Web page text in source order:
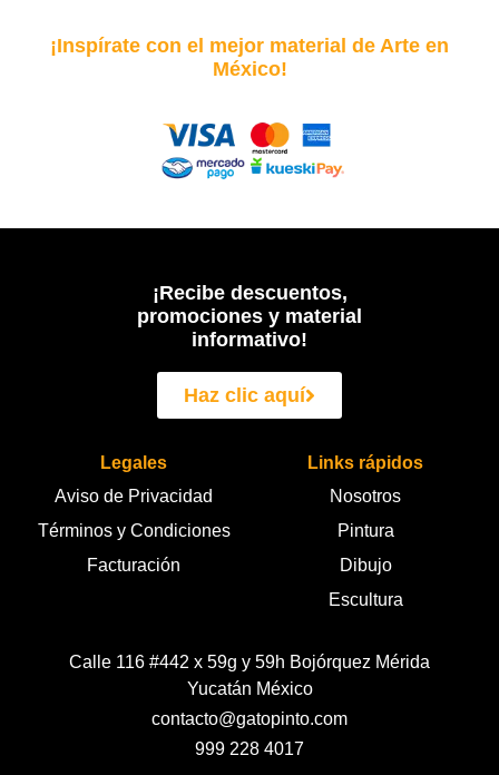
¡Inspírate con el mejor material de Arte en
México!
¡Recibe descuentos,
promociones y material
informativo!
Haz clic aquí
Legales
Aviso de Privacidad
Términos y Condiciones
Facturación
Links rápidos
Nosotros
Pintura
Dibujo
Escultura
Calle 116 #442 x 59g y 59h Bojórquez Mérida
Yucatán México
contacto@gatopinto.com
999 228 4017